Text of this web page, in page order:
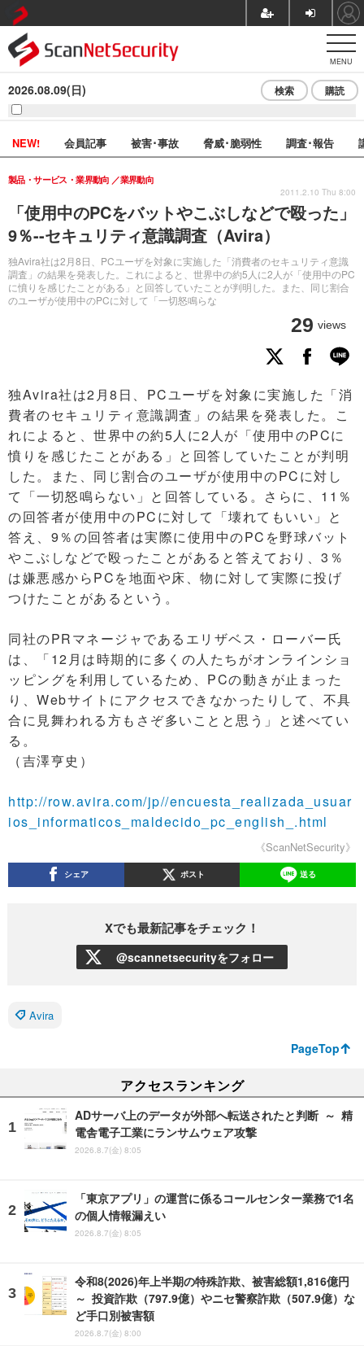
MENU
2026.08.09(日) 検索 購読
NEW! 会員記事 被害･事故 脅威･脆弱性 調査･報告
「使用中のPCをバットやこぶしなどで殴った」
9％--セキュリティ意識調査（Avira）
独Avira社は2月8日、PCユーザを対象に実施した「消費者のセキュリティ意識
調査」の結果を発表した。これによると、世界中の約5人に2人が「使用中のPC
に憤りを感じたことがある」と回答していたことが判明した。また、同じ割合
のユーザが使用中のPCに対して「一切怒鳴らな
製品・サービス・業界動向 業界動向
29 views
2011.2.10 Thu 8:00
独Avira社は2月8日、PCユーザを対象に実施した「消
費者のセキュリティ意識調査」の結果を発表した。こ
れによると、世界中の約5人に2人が「使用中のPCに
憤りを感じたことがある」と回答していたことが判明
した。また、同じ割合のユーザが使用中のPCに対し
て「一切怒鳴らない」と回答している。さらに、11％
の回答者が使用中のPCに対して「壊れてもいい」と
答え、9％の回答者は実際に使用中のPCを野球バット
やこぶしなどで殴ったことがあると答えており、3％
は嫌悪感からPCを地面や床、物に対して実際に投げ
つけたことがあるという。
同社のPRマネージャであるエリザベス・ローバー氏
は、「12月は時期的に多くの人たちがオンラインショ
ッピングを利用しているため、PCの動きが止まった
り、Webサイトにアクセスできなかったりして、不具
合に見舞われる方もさぞ多いことと思う」と述べてい
る。
（吉澤亨史）
http://row.avira.com/jp//encuesta_realizada_usuar
ios_informaticos_maldecido_pc_english_.html
《ScanNetSecurity》
シェア ポスト 送る
Xでも最新記事をチェック！
@scannetsecurityをフォロー
Avira
PageTop
アクセスランキング
ADサーバ上のデータが外部へ転送されたと判断 ～ 精
電舎電子工業にランサムウェア攻撃
2026.8.7(金) 8:05
「東京アプリ」の運営に係るコールセンター業務で1名
の個人情報漏えい
2026.8.7(金) 8:05
令和8(2026)年上半期の特殊詐欺、被害総額1,816億円
～ 投資詐欺（797.9億）やニセ警察詐欺（507.9億）な
ど手口別被害額
2026.8.7(金) 8:00